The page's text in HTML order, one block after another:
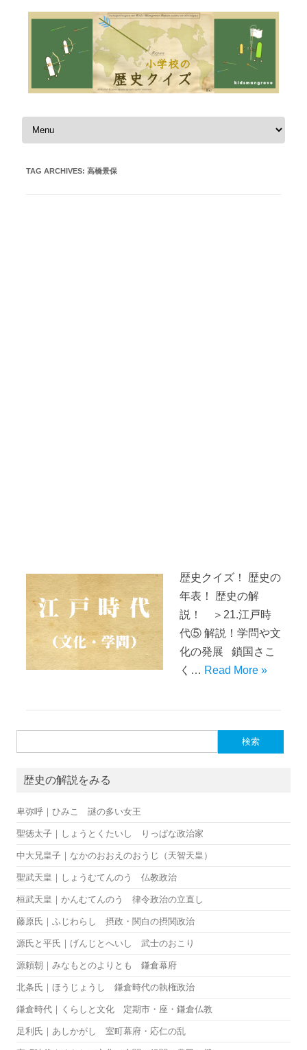
Skip to content
TAG ARCHIVES: 高橋景保
歴史クイズ！ 歴史の
年表！ 歴史の解
説！ ＞21.江戸時
代⑤ 解説！学問や文
化の発展 鎖国さこ
く… Read More »
歴史の解説をみる
卑弥呼｜ひみこ 謎の多い女王
聖徳太子｜しょうとくたいし りっぱな政治家
中大兄皇子｜なかのおおえのおうじ（天智天皇）
聖武天皇｜しょうむてんのう 仏教政治
桓武天皇｜かんむてんのう 律令政治の立直し
藤原氏｜ふじわらし 摂政・関白の摂関政治
源氏と平氏｜げんじとへいし 武士のおこり
源頼朝｜みなもとのよりとも 鎌倉幕府
北条氏｜ほうじょうし 鎌倉時代の執権政治
鎌倉時代｜くらしと文化 定期市・座・鎌倉仏教
足利氏｜あしかがし 室町幕府・応仁の乱